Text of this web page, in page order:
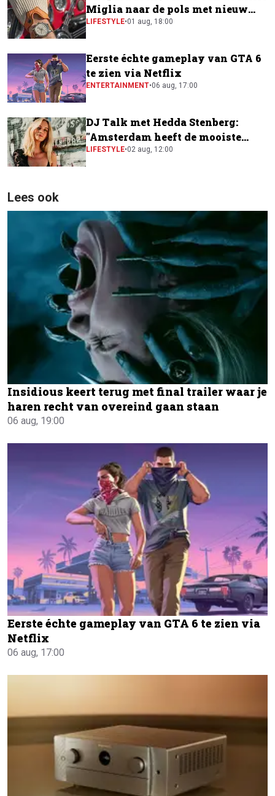
Miglia naar de pols met nieuw
horloge
LIFESTYLE•01 aug, 18:00
Eerste échte gameplay van GTA 6
te zien via Netflix
ENTERTAINMENT•06 aug, 17:00
DJ Talk met Hedda Stenberg:
"Amsterdam heeft de mooiste
festivalscene van Europa"
LIFESTYLE•02 aug, 12:00
Lees ook
Insidious keert terug met final trailer waar je
haren recht van overeind gaan staan
06 aug, 19:00
Eerste échte gameplay van GTA 6 te zien via
Netflix
06 aug, 17:00